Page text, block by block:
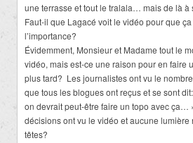
une terrasse et tout le tralala… mais de là à
Faut-il que Lagacé voit le vidéo pour que
l’importance?
Évidemment, Monsieur et Madame tout le
vidéo, mais est-ce une raison pour en faire
plus tard? Les journalistes ont vu le
que tous les blogues ont reçus et se sont
on devrait peut-être faire un topo avec
décisions ont vu le vidéo et aucune lumière
têtes?